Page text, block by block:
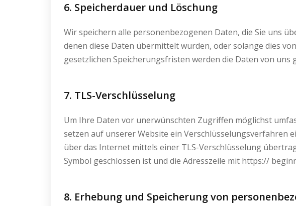
6. Speicherdauer und Löschung
Wir speichern alle personenbezogenen Daten, die Sie uns
denen diese Daten übermittelt wurden, oder solange dies
gesetzlichen Speicherungsfristen werden die Daten von uns
7. TLS-Verschlüsselung
Um Ihre Daten vor unerwünschten Zugriffen möglichst
setzen auf unserer Website ein Verschlüsselungsverfahren
über das Internet mittels einer TLS-Verschlüsselung
Symbol geschlossen ist und die Adresszeile mit https://
8. Erhebung und Speicherung von